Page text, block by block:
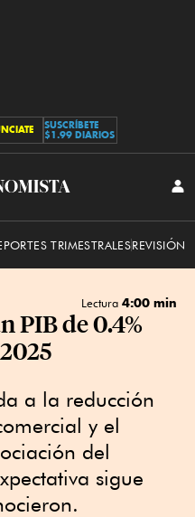
SUSCRÍBETE
$1.99 DIARIOS
TRIMESTRALESREVISIÓN
Lectura 4:00 min
PIB de 0.4%
a la reducción
y el
del
sigue